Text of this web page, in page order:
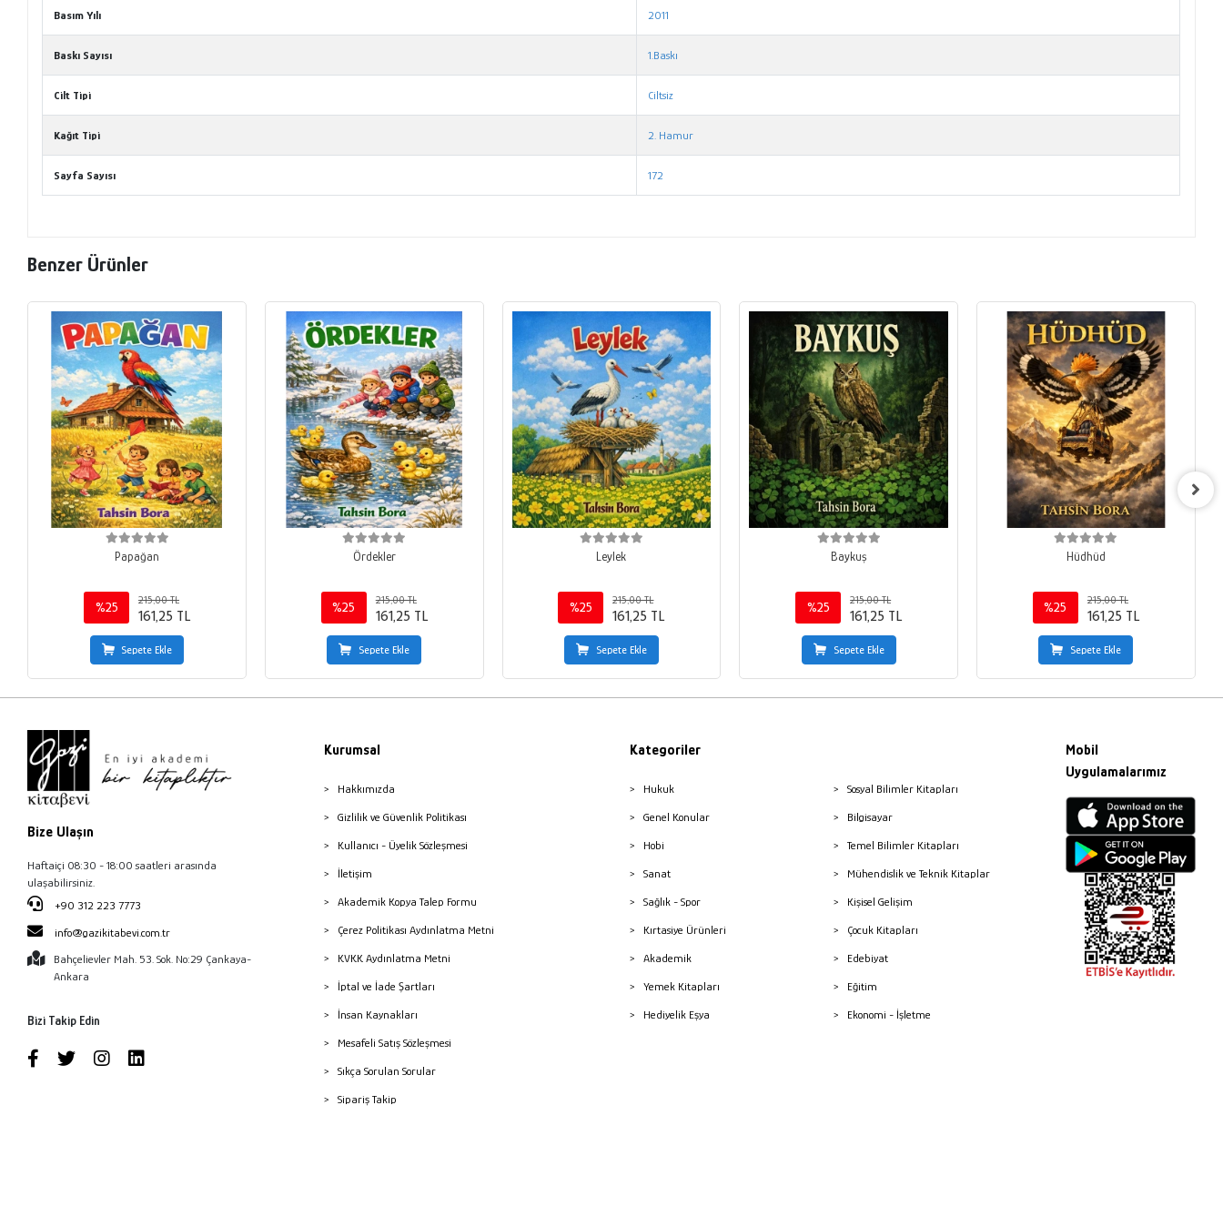
Basım Yılı 2011
Baskı Sayısı 1.Baskı
Cilt Tipi Ciltsiz
Kağıt Tipi 2. Hamur
Sayfa Sayısı 172
Benzer Ürünler
Papağan
%25
215,00 TL
161,25 TL
Sepete Ekle
Ördekler
%25
215,00 TL
161,25 TL
Sepete Ekle
Leylek
%25
215,00 TL
161,25 TL
Sepete Ekle
Baykuş
%25
215,00 TL
161,25 TL
Sepete Ekle
Hüdhüd
%25
215,00 TL
161,25 TL
Sepete Ekle
Bize Ulaşın
Haftaiçi 08:30 - 18:00 saatleri arasında
ulaşabilirsiniz.
+90 312 223 7773
info@gazikitabevi.com.tr
Bahçelievler Mah. 53. Sok. No:29 Çankaya-
Ankara
Bizi Takip Edin
Kurumsal
Hakkımızda
Gizlilik ve Güvenlik Politikası
Kullanıcı - Üyelik Sözleşmesi
İletişim
Akademik Kopya Talep Formu
Çerez Politikası Aydınlatma Metni
KVKK Aydınlatma Metni
İptal ve İade Şartları
İnsan Kaynakları
Mesafeli Satış Sözleşmesi
Sıkça Sorulan Sorular
Sipariş Takip
Kategoriler
Hukuk
Genel Konular
Hobi
Sanat
Sağlık - Spor
Kırtasiye Ürünleri
Akademik
Yemek Kitapları
Hediyelik Eşya
Sosyal Bilimler Kitapları
Bilgisayar
Temel Bilimler Kitapları
Mühendislik ve Teknik Kitaplar
Kişisel Gelişim
Çocuk Kitapları
Edebiyat
Eğitim
Ekonomi - İşletme
Mobil
Uygulamalarımız